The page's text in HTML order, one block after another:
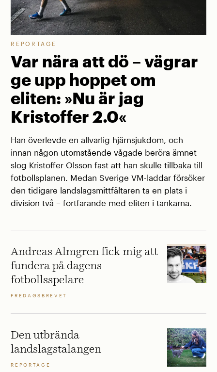
REPORTAGE
Var nära att dö – vägrar
ge upp hoppet om
eliten: »Nu är jag
Kristoffer 2.0«
Han överlevde en allvarlig hjärnsjukdom, och
innan någon utomstående vågade beröra ämnet
slog Kristoffer Olsson fast att han skulle tillbaka till
fotbollsplanen. Medan Sverige VM-laddar försöker
den tidigare landslagsmittfältaren ta en plats i
division två – fortfarande med eliten i tankarna.
Andreas Almgren fick mig att
fundera på dagens
fotbollsspelare
FREDAGSBREVET
Den utbrända
landslagstalangen
REPORTAGE